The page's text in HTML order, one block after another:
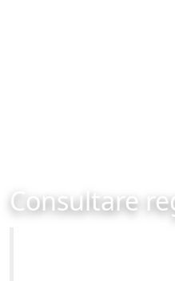
Consultare